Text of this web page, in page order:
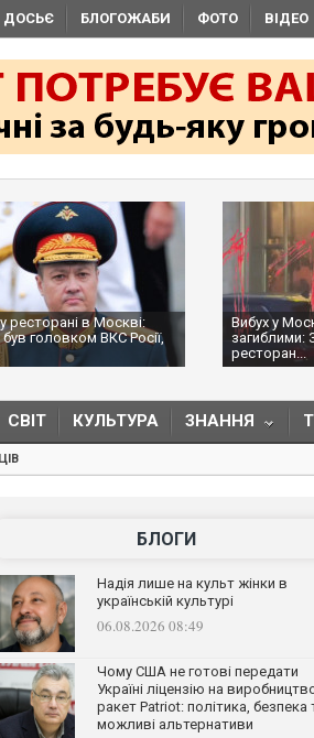
ДОСЬЄ БЛОГОЖАБИ ФОТО ВІДЕО
ресторані в Москві:
головком ВКС Росії,
Вибух у
загиблими:
ресторан...
СВІТ КУЛЬТУРА ЗНАННЯ
БЛОГИ
Надія лише на культ жінки в
українській культурі
06.08.2026 08:49
Чому США не готові передати
Україні ліцензію на
ракет Patriot: політика, безпека
можливі альтернативи